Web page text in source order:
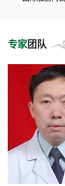
湖南省中医
湖南省中医
湖南省中医
湖南省重点学
湖南省精品
全国肛肠疾
专家团队